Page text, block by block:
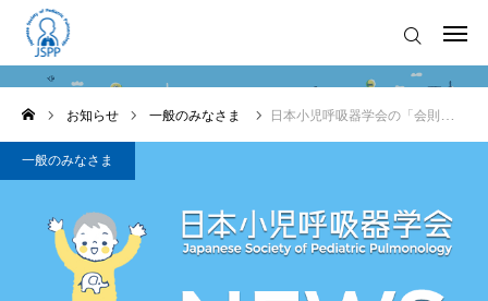
お知らせ 一般のみなさま 日本小児呼吸器学会の「会則・施行細則」を改訂しました。
一般のみなさま
お知らせ
学会について
学会発行物